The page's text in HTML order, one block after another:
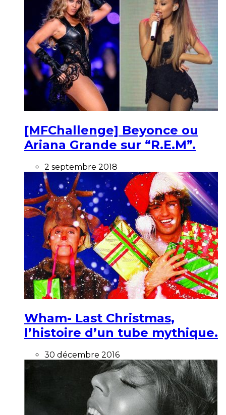
[MFChallenge] Beyonce ou
Ariana Grande sur “R.E.M”.
2 septembre 2018
Wham- Last Christmas,
l’histoire d’un tube mythique.
30 décembre 2016